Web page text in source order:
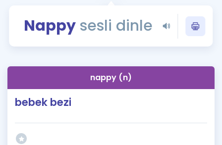
Rehberlik Aracı
Blog
İngilizce Gramer
Nappy sesli dinle
nappy (n)
bebek bezi